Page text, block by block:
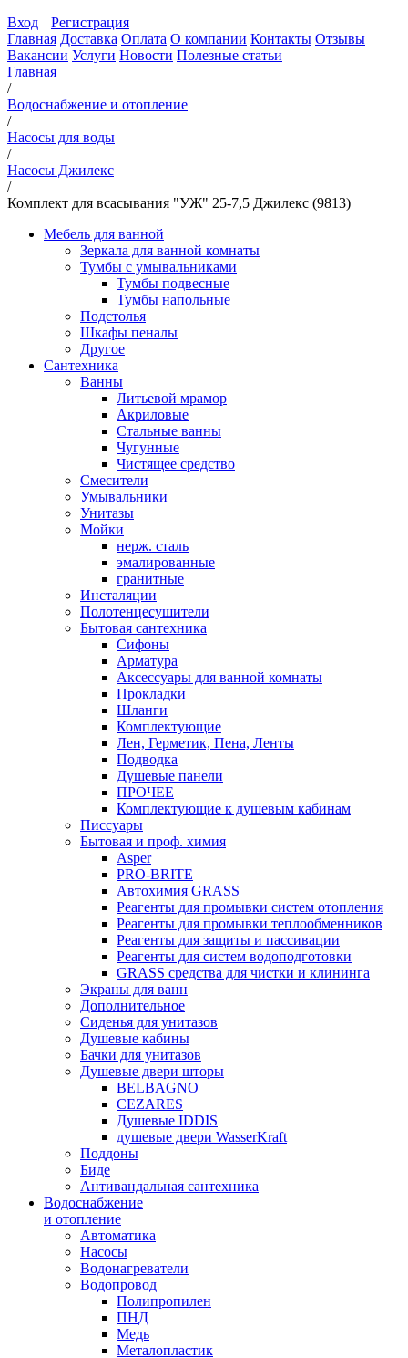
Вход
Регистрация
Главная Доставка Оплата О компании Контакты Отзывы
Вакансии Услуги Новости Полезные статьи
Главная
/
Водоснабжение и отопление
/
Насосы для воды
/
Насосы Джилекс
/
Комплект для всасывания "УЖ" 25-7,5 Джилекс (9813)
Мебель для ванной
Зеркала для ванной комнаты
Тумбы с умывальниками
Тумбы подвесные
Тумбы напольные
Подстолья
Шкафы пеналы
Другое
Сантехника
Ванны
Литьевой мрамор
Акриловые
Стальные ванны
Чугунные
Чистящее средство
Смесители
Умывальники
Унитазы
Мойки
нерж. сталь
эмалированные
гранитные
Инсталяции
Полотенцесушители
Бытовая сантехника
Сифоны
Арматура
Аксессуары для ванной комнаты
Прокладки
Шланги
Комплектующие
Лен, Герметик, Пена, Ленты
Подводка
Душевые панели
ПРОЧЕЕ
Комплектующие к душевым кабинам
Писсуары
Бытовая и проф. химия
Asper
PRO-BRITE
Автохимия GRASS
Реагенты для промывки систем отопления
Реагенты для промывки теплообменников
Реагенты для защиты и пассивации
Реагенты для систем водоподготовки
GRASS средства для чистки и клининга
Экраны для ванн
Дополнительное
Сиденья для унитазов
Душевые кабины
Бачки для унитазов
Душевые двери шторы
BELBAGNO
CEZARES
Душевые IDDIS
душевые двери WasserKraft
Поддоны
Биде
Антивандальная сантехника
Водоснабжение
и отопление
Автоматика
Насосы
Водонагреватели
Водопровод
Полипропилен
ПНД
Медь
Металопластик